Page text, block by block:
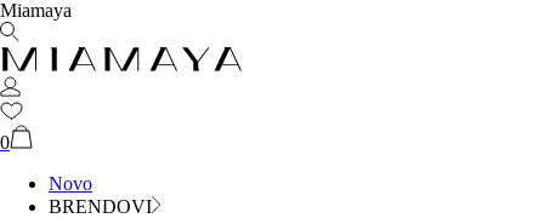
Miamaya
0
Novo
BRENDOVI